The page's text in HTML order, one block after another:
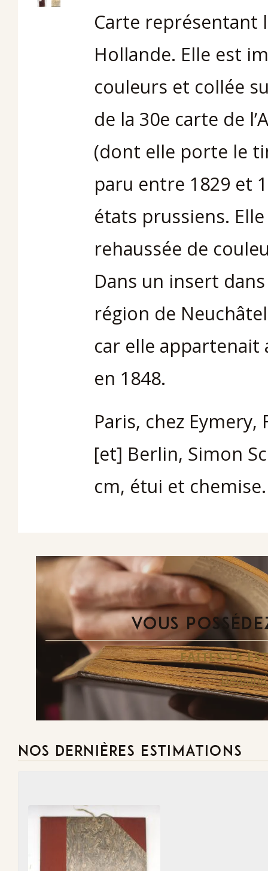
Carte représentant
Hollande. Elle est
couleurs et collée
de la 30e carte de
(dont elle porte le
paru entre 1829 et
états prussiens.
rehaussée de
Dans un insert
région de
car elle appartenait
en 1848.
Paris, chez Eymery,
[et] Berlin, Simon
cm, étui et chemise.
VOUS
FAITES-LE
NOS DERNIÈRES ESTIMATIONS